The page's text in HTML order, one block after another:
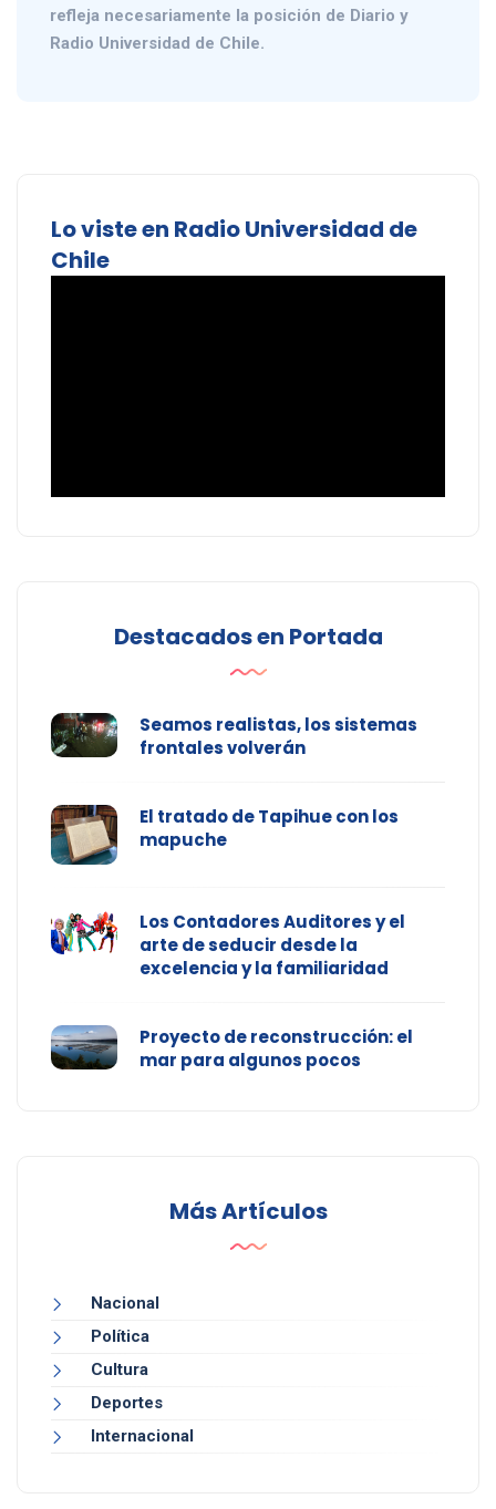
refleja necesariamente la posición de Diario y
Radio Universidad de Chile.
Lo viste en Radio Universidad de
Chile
Destacados en Portada
Seamos realistas, los sistemas
frontales volverán
El tratado de Tapihue con los
mapuche
Los Contadores Auditores y el
arte de seducir desde la
excelencia y la familiaridad
Proyecto de reconstrucción: el
mar para algunos pocos
Más Artículos
Nacional
Política
Cultura
Deportes
Internacional